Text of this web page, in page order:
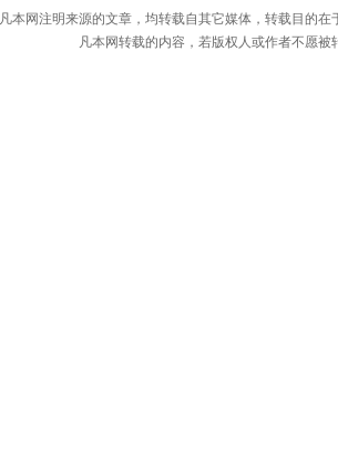
凡本网注明来源的文章，均转载自其它媒体，转载目的
凡本网转载的内容，若版权人或作者不愿